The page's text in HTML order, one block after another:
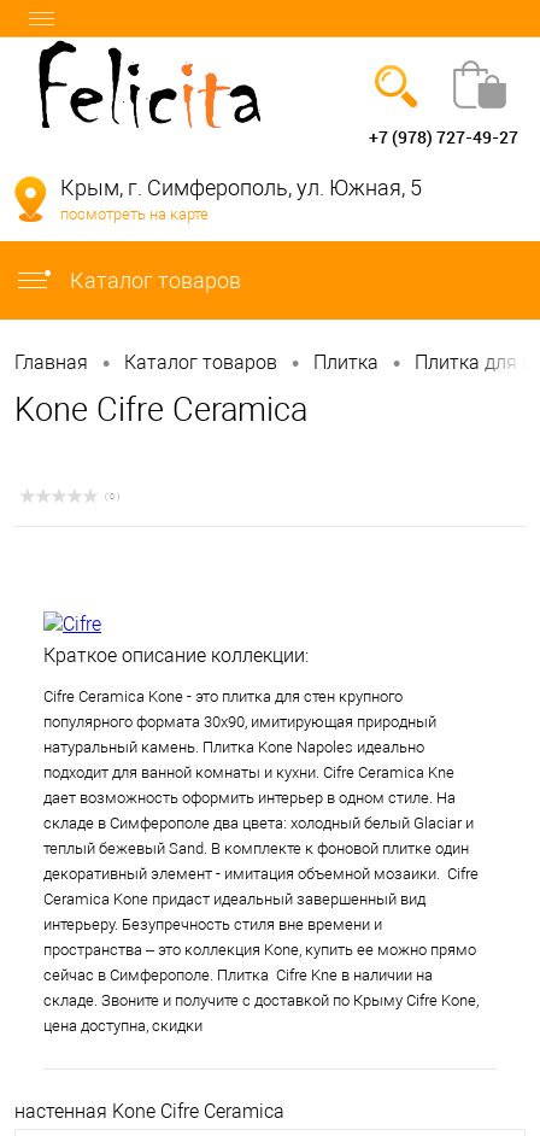
info@felicita-crimea.ru
+7 (978) 727-49-27
Крым, г. Симферополь, ул. Южная, 5
посмотреть на карте
Каталог товаров
Главная • Каталог товаров • Плитка • Плитка для
Kone Cifre Ceramica
( 0 )
Краткое описание коллекции:
Cifre Ceramica Kone - это плитка для стен крупного
популярного формата 30х90, имитирующая природный
натуральный камень. Плитка Kone Napoles идеально
подходит для ванной комнаты и кухни. Cifre Ceramica Kne
дает возможность оформить интерьер в одном стиле. На
складе в Симферополе два цвета: холодный белый Glaciar и
теплый бежевый Sand. В комплекте к фоновой плитке один
декоративный элемент - имитация объемной мозаики. Cifre
Ceramica Kone придаст идеальный завершенный вид
интерьеру. Безупречность стиля вне времени и
пространства – это коллекция Kone, купить ее можно прямо
сейчас в Симферополе. Плитка Cifre Kne в наличии на
складе. Звоните и получите с доставкой по Крыму Cifre Kone,
цена доступна, скидки
настенная Kone Cifre Ceramica